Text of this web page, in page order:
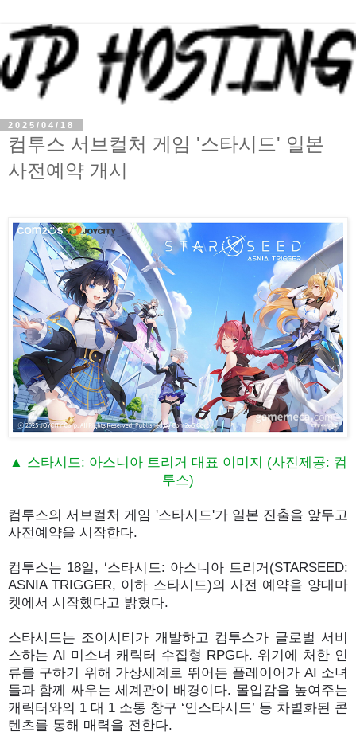
2025/04/18
컴투스 서브컬처 게임 '스타시드' 일본
사전예약 개시
▲ 스타시드: 아스니아 트리거 대표 이미지 (사진제공: 컴
투스)
컴투스의 서브컬처 게임 '스타시드'가 일본 진출을 앞두고
사전예약을 시작한다.
컴투스는 18일, ‘스타시드: 아스니아 트리거(STARSEED:
ASNIA TRIGGER, 이하 스타시드)의 사전 예약을 양대마
켓에서 시작했다고 밝혔다.
스타시드는 조이시티가 개발하고 컴투스가 글로벌 서비
스하는 AI 미소녀 캐릭터 수집형 RPG다. 위기에 처한 인
류를 구하기 위해 가상세계로 뛰어든 플레이어가 AI 소녀
들과 함께 싸우는 세계관이 배경이다. 몰입감을 높여주는
캐릭터와의 1 대 1 소통 창구 ‘인스타시드’ 등 차별화된 콘
텐츠를 통해 매력을 전한다.